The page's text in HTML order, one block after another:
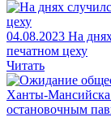
04.08.2023 На
печатном цеху
Читать